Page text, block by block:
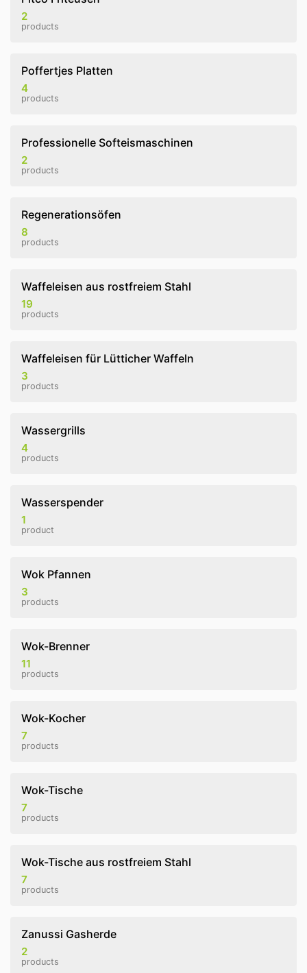
2
products
Poffertjes Platten
4
products
Professionelle Softeismaschinen
2
products
Regenerationsöfen
8
products
Waffeleisen aus rostfreiem Stahl
19
products
Waffeleisen für Lütticher Waffeln
3
products
Wassergrills
4
products
Wasserspender
1
product
Wok Pfannen
3
products
Wok-Brenner
11
products
Wok-Kocher
7
products
Wok-Tische
7
products
Wok-Tische aus rostfreiem Stahl
7
products
Zanussi Gasherde
2
products